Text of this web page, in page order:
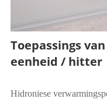
Toepassings
eenheid / hitter
Hidroniese